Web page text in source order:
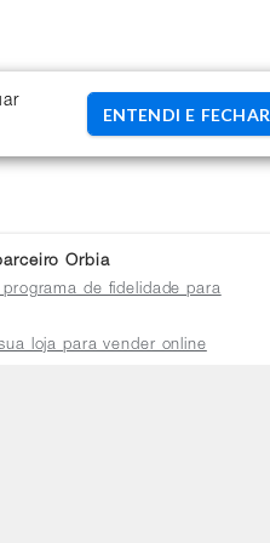
ENTENDI E FECHAR
Orbia
programa de fidelidade para
loja para vender online